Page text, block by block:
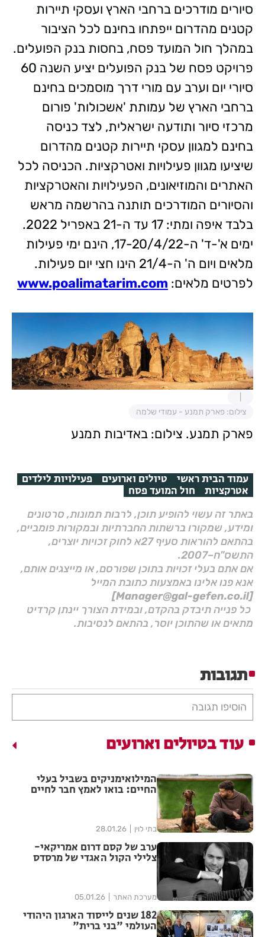
סיורים מודרכים ברחבי הארץ ועסקי תיירות
קטנים מהדרום ייפתחו בחינם לכל הציבור
במהלך חול המועד פסח, בחסות בנק הפועלים.
פרויקט פסח של בנק הפועלים יציע השנה 60
סיורי יום וערב עם מורי דרך מוסמכים בחינם
ברחבי הארץ של עמותת 'אשכולות' פורום
מרכזי סיור ותודעה ישראלית, לצד כניסה
בחינם למגוון עסקי תיירות קטנים מהדרום
שיציעו מגוון פעילויות ואטרקציות. הכניסה לכל
האתרים והמוזיאונים, הפעילויות והאטרקציות
והסיורים המודרכים תותנה בהרשמה מראש
בלבד איפה ומתי: 17 עד ה-21 באפריל 2022.
ימים א'-ד' ה-17-20/4/22, הינם ימי פעילות
מלאים ויום ה' ה-21/4 הינו חצי יום פעילות.
לפרטים מלאים: www.poalimatarim.com
צילום: פארק תמנע - עמודי שלמה
פארק תמנע. צילום: באדיבות תמנע
עמוד הבית ראשי טיולים וארועים פעילויות לילדים
אטרקציות חול המועד פסח
באתר זה עשוי להופיע תוכן, לרבות תמונות, סרטונים
ומידע, שמקורו ברשתות החברתיות ובמקורות פומביים,
בהתאם להוראות סעיף 27א לחוק זכויות יוצרים,
התשס"ח–2007.
אם אתם בעלי זכויות בתוכן שפורסם, או מייצגים אותם,
אנא פנו אלינו באמצעות כתובת המייל
[Manager@gal-gefen.co.il]
כל פנייה תיבדק בהקדם, ובמידת הצורך יינתן קרדיט
מתאים או שהתוכן יוסר, בהתאם לנסיבות.
תגובות
הוסיפו תגובה
עוד בטיולים וארועים
המילואימניקים בשביל בעלי
החיים: בואו לאמץ חבר לחיים
בתי לוין 28.01.26
ערב של קסם דרום אמריקאי-
צלילי הקול האגדי של מרסדס
מערכת האתר 05.01.26
182 שנים לייסוד הארגון היהודי
העולמי "בני ברית"